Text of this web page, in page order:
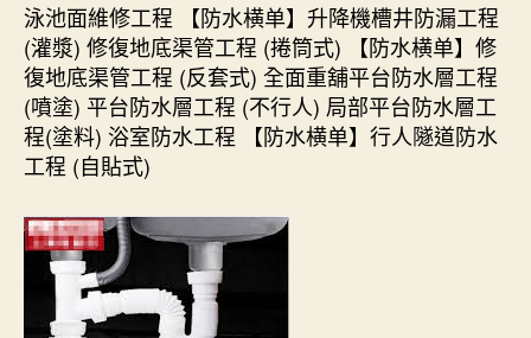
泳池面維修工程 【防水横单】升降機槽井防漏工程
(灌漿) 修復地底渠管工程 (捲筒式) 【防水横单】修
復地底渠管工程 (反套式) 全面重舖平台防水層工程
(噴塗) 平台防水層工程 (不行人) 局部平台防水層工
程(塗料) 浴室防水工程 【防水横单】行人隧道防水
工程 (自貼式)